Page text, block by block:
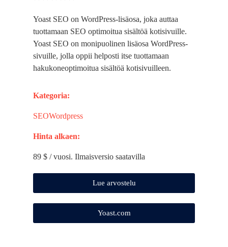
Yoast SEO on WordPress-lisäosa, joka auttaa
tuottamaan SEO optimoitua sisältöä kotisivuille.
Yoast SEO on monipuolinen lisäosa WordPress-
sivuille, jolla oppii helposti itse tuottamaan
hakukoneoptimoitua sisältöä kotisivuilleen.
Kategoria:
SEOWordpress
Hinta alkaen:
89 $ / vuosi. Ilmaisversio saatavilla
Lue arvostelu
Yoast.com